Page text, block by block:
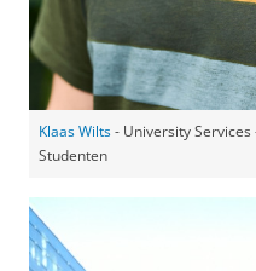
Klaas Wilts- University
Studenten